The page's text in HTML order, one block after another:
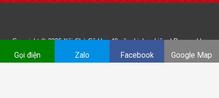
Copyright © 2026Xôi Chè Cô Hoa 40 năm kinh nghiệm| Powered by
xoichecohoa.com
Gọi điện Zalo Facebook Google Map